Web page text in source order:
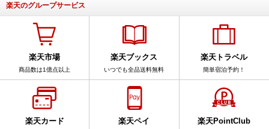
楽天のグループサービス
楽天市場
商品数は1億点以上
楽天ブックス
いつでも全品送料無料
楽天トラベル
簡単宿泊予約！
楽天カード 楽天ペイ 楽天PointClub